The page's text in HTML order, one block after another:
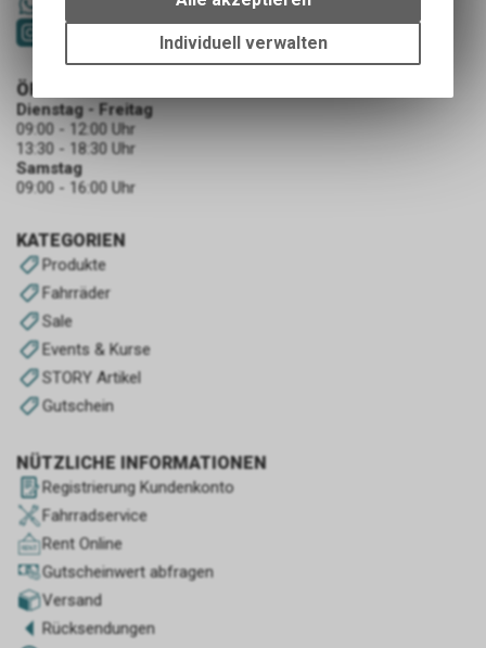
KATEGORIEN
Produkte
Fahrräder
Sale
Events & Kurse
STORY Artikel
Gutschein
NÜTZLICHE INFORMATIONEN
Registrierung Kundenkonto
Fahrradservice
Rent Online
Gutscheinwert abfragen
Versand
Rücksendungen
ÖFFNUNGSZEITEN
Dienstag - Freitag
09:00 - 12:00 Uhr
13:30 - 18:30 Uhr
Samstag
09:00 - 16:00 Uhr
Einstellungen auf Ihrem Gerät,
um die grundlegenden
Funktionen unseres Online-
Individuell verwalten